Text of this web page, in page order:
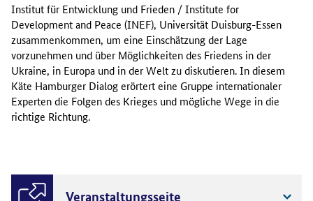
Institut für Entwicklung und Frieden / Institute for
Development and Peace (INEF), Universität Duisburg-Essen
zusammenkommen, um eine Einschätzung der Lage
vorzunehmen und über Möglichkeiten des Friedens in der
Ukraine, in Europa und in der Welt zu diskutieren. In diesem
Käte Hamburger Dialog erörtert eine Gruppe internationaler
Experten die Folgen des Krieges und mögliche Wege in die
richtige Richtung.
Veranstaltungsseite